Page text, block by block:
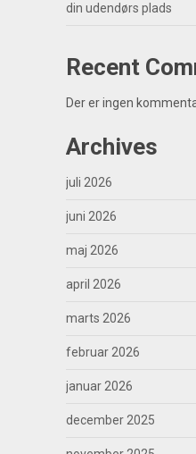
din udendørs plads
Recent
Der er ingen
Archives
juli 2026
juni 2026
maj 2026
april 2026
marts 2026
februar 2026
januar 2026
december 2025